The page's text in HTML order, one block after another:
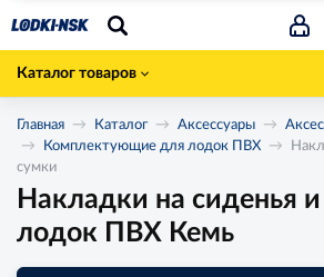
Каталог товаров
Главная Каталог Аксессуары
Комплектующие для лодок ПВХ
сумки
Накладки на сиденья
лодок ПВХ Кемь